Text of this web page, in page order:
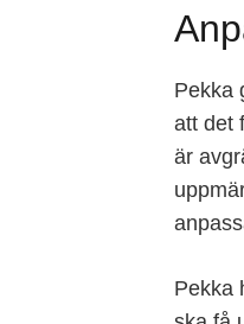
Pekka
att det
är
Pekka